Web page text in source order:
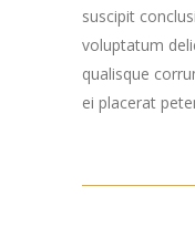
suscipit
voluptatum
qualisque
ei placerat